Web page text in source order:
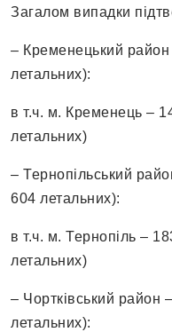
Загалом випадки
– Кременецький
летальних):
в т.ч. м. Кременець –
летальних)
– Тернопільський
604 летальних):
в т.ч. м. Тернопіль –
летальних)
– Чортківський район
летальних):